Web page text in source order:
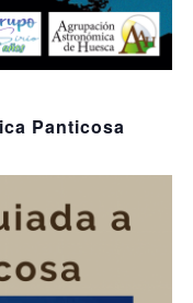
Panticosa